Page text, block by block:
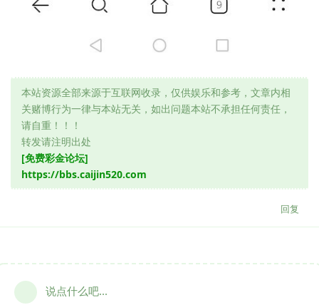
本站资源全部来源于互联网收录，仅供娱乐和参考，文章内相
关赌博行为一律与本站无关，如出问题本站不承担任何责任，
请自重！！！
转发请注明出处
[免费彩金论坛]
https://bbs.caijin520.com
回复
说点什么吧...